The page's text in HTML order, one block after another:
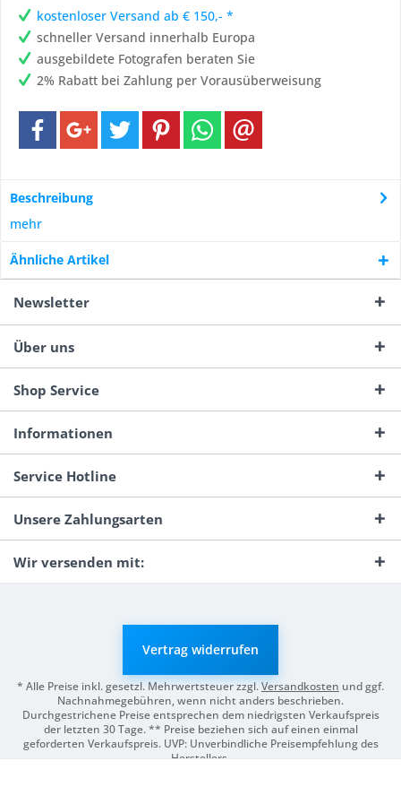
kostenloser Versand ab € 150,- *
schneller Versand innerhalb Europa
ausgebildete Fotografen beraten Sie
2% Rabatt bei Zahlung per Vorausüberweisung
Beschreibung
mehr
Ähnliche Artikel
Newsletter
Über uns
Shop Service
Informationen
Service Hotline
Unsere Zahlungsarten
Wir versenden mit:
Vertrag widerrufen
* Alle Preise inkl. gesetzl. Mehrwertsteuer zzgl.Versandkosten und ggf.
Nachnahmegebühren, wenn nicht anders beschrieben.
Durchgestrichene Preise entsprechen dem niedrigsten Verkaufspreis
der letzten 30 Tage. ** Preise beziehen sich auf einen einmal
geforderten Verkaufspreis. UVP: Unverbindliche Preisempfehlung des
Herstellers.